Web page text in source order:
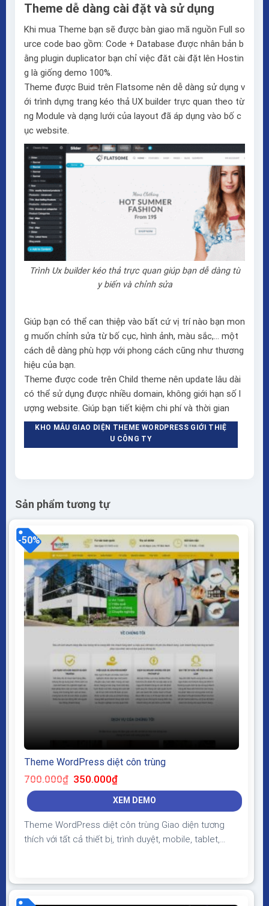
Theme dễ dàng cài đặt và sử dụng
Khi mua Theme bạn sẽ được bàn giao mã nguồn Full so
urce code bao gồm: Code + Database được nhân bản b
ằng plugin duplicator bạn chỉ việc đăt cài đặt lên Hostin
g là giống demo 100%.
Theme được Buid trên Flatsome nên dễ dàng sử dụng v
ới trình dựng trang kéo thả UX builder trực quan theo từ
ng Module và dạng lưới của layout đã áp dụng vào bố c
ục website.
Trình Ux builder kéo thả trực quan giúp bạn dễ dàng tù
y biến và chỉnh sửa
Giúp bạn có thể can thiệp vào bất cứ vị trí nào bạn mon
g muốn chỉnh sửa từ bố cục, hình ảnh, màu sắc,… một
cách dễ dàng phù hợp với phong cách cũng như thương
hiệu của bạn.
Theme được code trên Child theme nên update lâu dài
có thể sử dụng được nhiều domain, không giới hạn số l
ượng website. Giúp bạn tiết kiệm chi phí và thời gian
KHO MẪU GIAO DIỆN THEME WORDPRESS GIỚI THIỆ
U CÔNG TY
Sản phẩm tương tự
-50%
Theme WordPress diệt côn trùng
700.000₫ Giá
gốc
là:
350.000₫Giá
tại
là:
XEM DEMO
Theme WordPress diệt côn trùng Giao diện tương
thích với tất cả thiết bị, trình duyệt, mobile, tablet,
load nhanh nhẹ tối ưu với các công cụ tìm kiếm
Theme sạch hoàn toàn 100% không virus, không...